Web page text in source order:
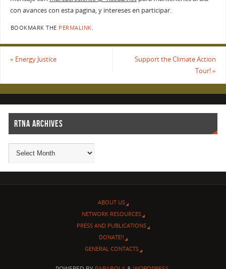
con avances con esta pagina, y intereses en participar.
BOOKMARK THE PERMALINK.
« Energy Justice
Support the Climate Action
Tour!»
RTNA ARCHIVES
ABOUT US
NETWORK RESOURCES
PRESS AND PUBLICATIONS
DONATE!!
GENERAL CONTACTS